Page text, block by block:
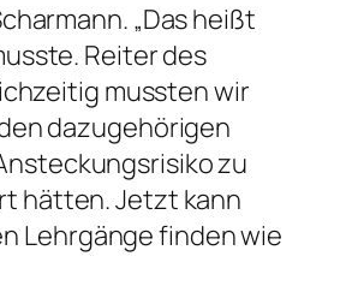
„Das heißt
Reiter des
mussten wir
dazugehörigen
zu
hätten. Jetzt kann
Lehrgänge finden wie